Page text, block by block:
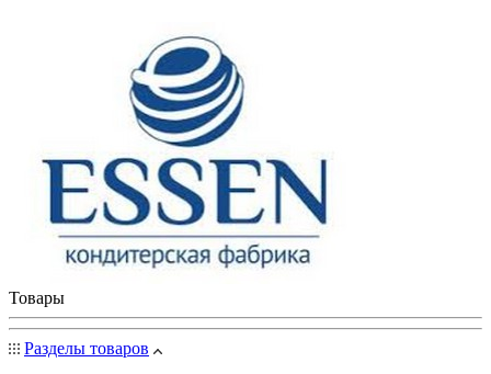
Товары
Разделы товаров